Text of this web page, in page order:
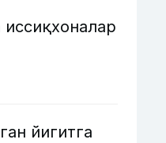
йигитга